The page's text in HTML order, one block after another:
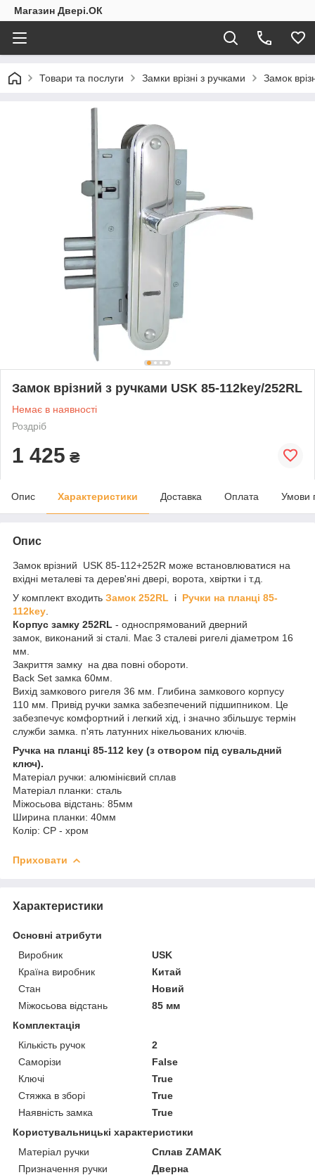
Магазин Двері.ОК
Товари та послуги Замки врізні з ручками Замок
Замок врізний з ручками USK 85-112key/252RL
Немає в наявності
Роздріб
1 425 ₴
Опис Характеристики Доставка Оплата Умови
Опис
Замок врізний USK 85-112+252R може встановлюватися на
вхідні металеві та дерев'яні двері, ворота, хвіртки і т.д.
У комплект входить Замок 252RL і Ручки на планці 85-
112key
Корпус замку 252RL - односпрямований дверний
замок, виконаний зі сталі. Має 3 сталеві ригелі діаметром 16
мм.
Закриття замку на два повні обороти.
Back Set замка 60мм.
Вихід замкового ригеля 36 мм. Глибина замкового корпусу
110 мм. Привід ручки замка забезпечений підшипником. Це
забезпечує комфортний і легкий хід, і значно збільшує термін
служби замка. п'ять латунних нікельованих ключів.
Ручка на планці 85-112 key (з отвором під сувальдний
ключ).
Матеріал ручки: алюмінієвий сплав
Матеріал планки: сталь
Міжосьова відстань: 85мм
Ширина планки: 40мм
Колір: CP - хром
Приховати
Характеристики
Основні атрибути
Виробник
USK
Країна виробник
Китай
Стан
Новий
Міжосьова відстань
85 мм
Комплектація
Кількість ручок
2
Саморізи
False
Ключі
True
Стяжка в зборі
True
Наявність замка
True
Користувальницькі характеристики
Матеріал ручки
Сплав ZAMAK
Призначення ручки
Дверна